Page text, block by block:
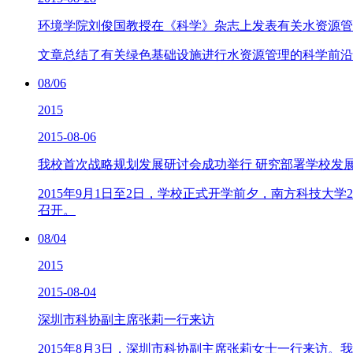
环境学院刘俊国教授在《科学》杂志上发表有关水资源
文章总结了有关绿色基础设施进行水资源管理的科学前
08/06
2015
2015-08-06
我校首次战略规划发展研讨会成功举行 研究部署学校发
2015年9月1日至2日，学校正式开学前夕，南方科技大
召开。
08/04
2015
2015-08-04
深圳市科协副主席张莉一行来访
2015年8月3日，深圳市科协副主席张莉女士一行来访。